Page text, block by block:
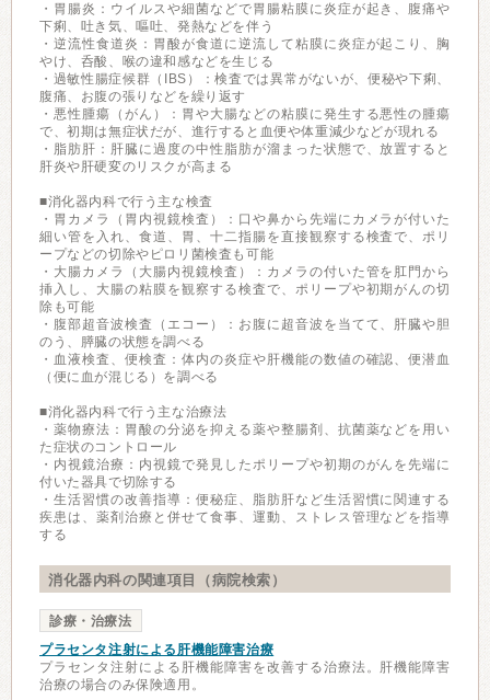
・胃腸炎：ウイルスや細菌などで胃腸粘膜に炎症が起き、腹痛や
下痢、吐き気、嘔吐、発熱などを伴う
・逆流性食道炎：胃酸が食道に逆流して粘膜に炎症が起こり、胸
やけ、呑酸、喉の違和感などを生じる
・過敏性腸症候群（IBS）：検査では異常がないが、便秘や下痢、
腹痛、お腹の張りなどを繰り返す
・悪性腫瘍（がん）：胃や大腸などの粘膜に発生する悪性の腫瘍
で、初期は無症状だが、進行すると血便や体重減少などが現れる
・脂肪肝：肝臓に過度の中性脂肪が溜まった状態で、放置すると
肝炎や肝硬変のリスクが高まる
■消化器内科で行う主な検査
・胃カメラ（胃内視鏡検査）：口や鼻から先端にカメラが付いた
細い管を入れ、食道、胃、十二指腸を直接観察する検査で、ポリ
ープなどの切除やピロリ菌検査も可能
・大腸カメラ（大腸内視鏡検査）：カメラの付いた管を肛門から
挿入し、大腸の粘膜を観察する検査で、ポリープや初期がんの切
除も可能
・腹部超音波検査（エコー）：お腹に超音波を当てて、肝臓や胆
のう、膵臓の状態を調べる
・血液検査、便検査：体内の炎症や肝機能の数値の確認、便潜血
（便に血が混じる）を調べる
■消化器内科で行う主な治療法
・薬物療法：胃酸の分泌を抑える薬や整腸剤、抗菌薬などを用い
た症状のコントロール
・内視鏡治療：内視鏡で発見したポリープや初期のがんを先端に
付いた器具で切除する
・生活習慣の改善指導：便秘症、脂肪肝など生活習慣に関連する
疾患は、薬剤治療と併せて食事、運動、ストレス管理などを指導
する
消化器内科の関連項目（病院検索）
診療・治療法
プラセンタ注射による肝機能障害治療
プラセンタ注射による肝機能障害を改善する治療法。肝機能障害
治療の場合のみ保険適用。